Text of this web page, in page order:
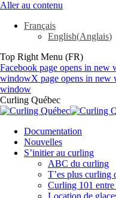
Aller au contenu
Français
English(Anglais)
Top Right Menu (FR)
Facebook page opens in new
windowX page opens in new
window
Curling Québec
Documentation
Nouvelles
S’initier au curling
ABC du curling
T’es plus curling
Curling 101 entre
Location de